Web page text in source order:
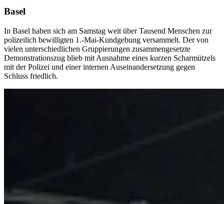
Basel
In Basel haben sich am Samstag weit über Tausend Menschen zur
polizeilich bewilligten 1.-Mai-Kundgebung versammelt. Der von
vielen unterschiedlichen Gruppierungen zusammengesetzte
Demonstrationszug blieb mit Ausnahme eines kurzen Scharmützels
mit der Polizei und einer internen Auseinandersetzung gegen
Schluss friedlich.